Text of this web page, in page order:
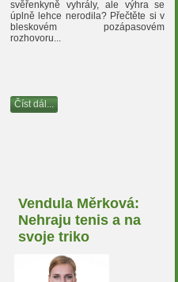
svěřenkyně vyhrály, ale výhra se
úplně lehce nerodila? Přečtěte si v
bleskovém pozápasovém
rozhovoru...
Číst dál...
Vendula Měrková:
Nehraju tenis a na
svoje triko